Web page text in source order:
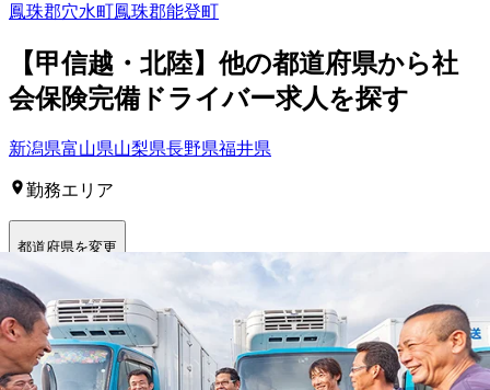
鳳珠郡穴水町鳳珠郡能登町
【甲信越・北陸】他の都道府県から社
会保険完備ドライバー求人を探す
新潟県富山県山梨県長野県福井県
勤務エリア
都道府県を変更
石川県の市区町村を選ぶ
こだわり条件を追加する この条件で更に絞り込む